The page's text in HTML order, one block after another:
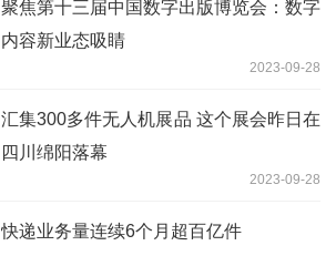
聚焦第十三届中国数字出版博览会：数字
内容新业态吸睛
2023-09-28
汇集300多件无人机展品 这个展会昨日在
四川绵阳落幕
2023-09-28
快递业务量连续6个月超百亿件